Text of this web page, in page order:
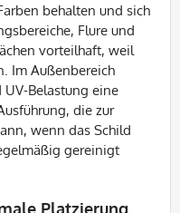
behalten und sich
Flure und
vorteilhaft, weil
Im Außenbereich
Belastung eine
die zur
wenn das Schild
gereinigt
Platzierung